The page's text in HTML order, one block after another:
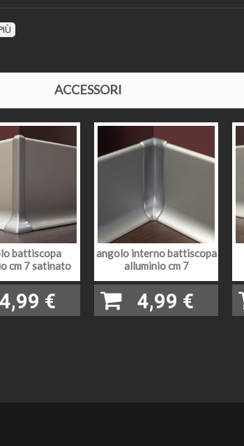
7 cm
12 mm
cm 250 (come indicato il prezzo è al metro, inserire
Presenti i pezzi speciali in vero alluminio finitura come
sinistri.
Possibile ordinare una campionatura cliccando sul
A colla. Il tutto acquistabile nella categoria accessori
ove presenti.
ACCESSORI
battiscopa
cm 7 satinato
4,99 €
angolo interno battiscopa
alluminio cm 7
4,99 €